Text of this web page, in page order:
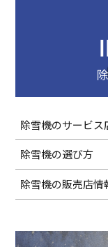
除雪機のサービス
除雪機の選び方
除雪機の販売店情